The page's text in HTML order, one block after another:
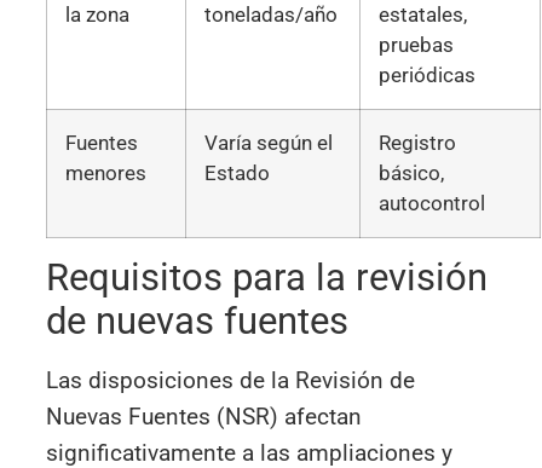
la zona
toneladas/año
estatales,
pruebas
periódicas
Fuentes
menores
Varía según el
Estado
Registro
básico,
autocontrol
Requisitos para la revisión
de nuevas fuentes
Las disposiciones de la Revisión de
Nuevas Fuentes (NSR) afectan
significativamente a las ampliaciones y